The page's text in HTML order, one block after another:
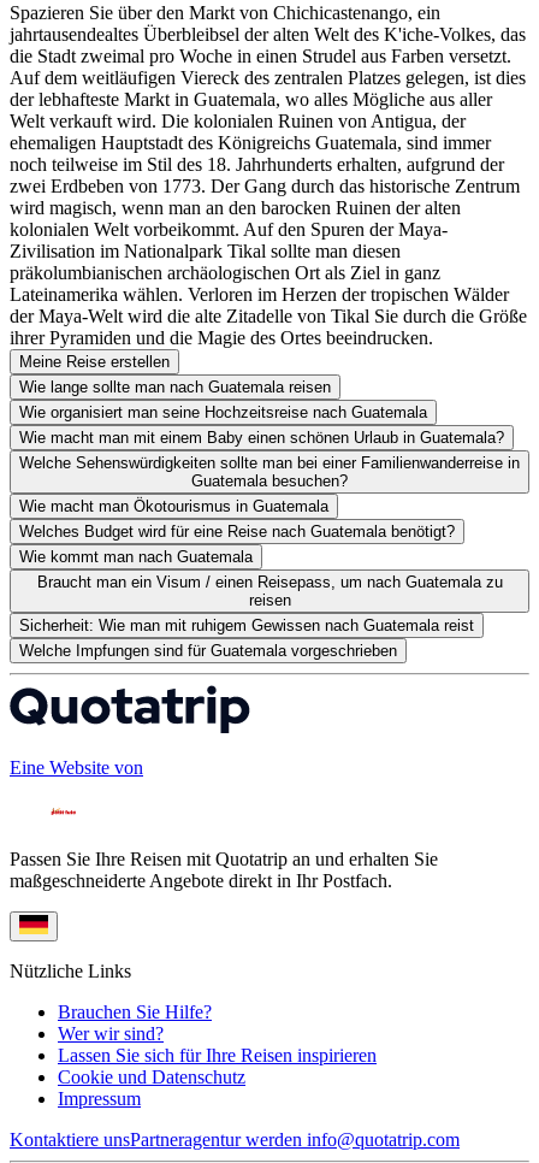
Spazieren Sie über den Markt von Chichicastenango, ein
jahrtausendealtes Überbleibsel der alten Welt des K'iche-Volkes, das
die Stadt zweimal pro Woche in einen Strudel aus Farben versetzt.
Auf dem weitläufigen Viereck des zentralen Platzes gelegen, ist dies
der lebhafteste Markt in Guatemala, wo alles Mögliche aus aller
Welt verkauft wird. Die kolonialen Ruinen von Antigua, der
ehemaligen Hauptstadt des Königreichs Guatemala, sind immer
noch teilweise im Stil des 18. Jahrhunderts erhalten, aufgrund der
zwei Erdbeben von 1773. Der Gang durch das historische Zentrum
wird magisch, wenn man an den barocken Ruinen der alten
kolonialen Welt vorbeikommt. Auf den Spuren der Maya-
Zivilisation im Nationalpark Tikal sollte man diesen
präkolumbianischen archäologischen Ort als Ziel in ganz
Lateinamerika wählen. Verloren im Herzen der tropischen Wälder
der Maya-Welt wird die alte Zitadelle von Tikal Sie durch die Größe
ihrer Pyramiden und die Magie des Ortes beeindrucken.
Meine Reise erstellen
Wie lange sollte man nach Guatemala reisen
Wie organisiert man seine Hochzeitsreise nach Guatemala
Wie macht man mit einem Baby einen schönen Urlaub in Guatemala?
Welche Sehenswürdigkeiten sollte man bei einer Familienwanderreise in
Guatemala besuchen?
Wie macht man Ökotourismus in Guatemala
Welches Budget wird für eine Reise nach Guatemala benötigt?
Wie kommt man nach Guatemala
Braucht man ein Visum / einen Reisepass, um nach Guatemala zu
reisen
Sicherheit: Wie man mit ruhigem Gewissen nach Guatemala reist
Welche Impfungen sind für Guatemala vorgeschrieben
Eine Website von
Passen Sie Ihre Reisen mit Quotatrip an und erhalten Sie
maßgeschneiderte Angebote direkt in Ihr Postfach.
Nützliche Links
Brauchen Sie Hilfe?
Wer wir sind?
Lassen Sie sich für Ihre Reisen inspirieren
Cookie und Datenschutz
Impressum
Kontaktiere unsPartneragentur werden info@quotatrip.com